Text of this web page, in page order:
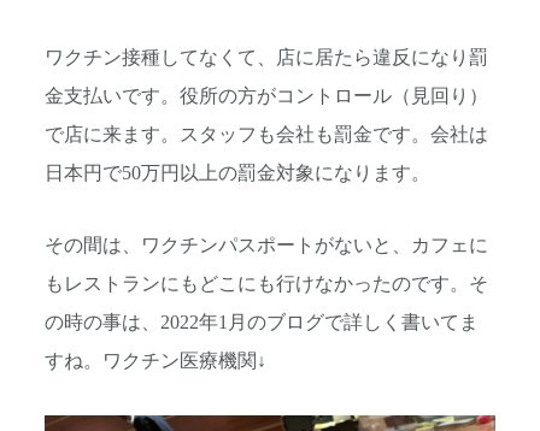
ワクチン接種してなくて、店に居たら違反になり罰
金支払いです。役所の方がコントロール（見回り）
で店に来ます。スタッフも会社も罰金です。会社は
日本円で50万円以上の罰金対象になります。
その間は、ワクチンパスポートがないと、カフェに
もレストランにもどこにも行けなかったのです。そ
の時の事は、2022年1月のブログで詳しく書いてま
すね。ワクチン医療機関↓